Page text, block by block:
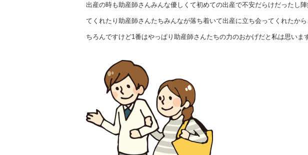
出産の時も助産師さんみんな優しくて初めての出産で不安だらけだったし
てくれたり助産師さんたちみんなが落ち着いて出産に立ち会ってくれたか
ちろんですけど1番はやっぱり助産師さんたちの力のおかげだと私は思いま